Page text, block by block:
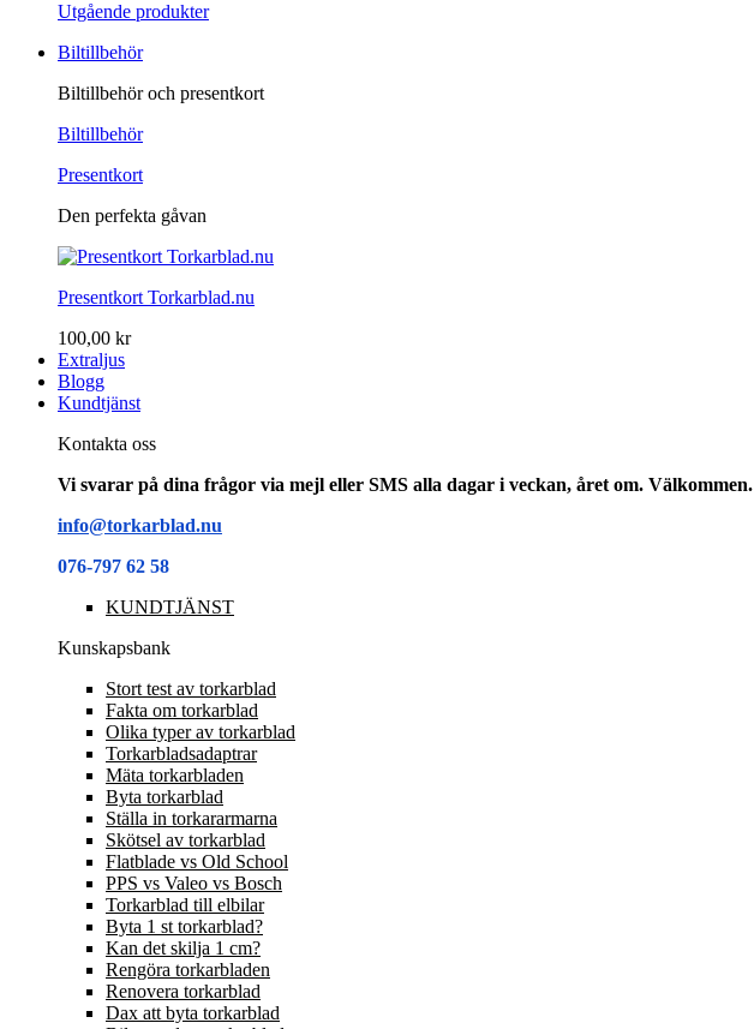
Utgående produkter
Biltillbehör
Biltillbehör och presentkort
Biltillbehör
Presentkort
Den perfekta gåvan
Presentkort Torkarblad.nu
100,00 kr
Extraljus
Blogg
Kundtjänst
Kontakta oss
Vi svarar på dina frågor via mejl eller SMS alla dagar i veckan, året om. Välkommen.
info@torkarblad.nu
076-797 62 58
KUNDTJÄNST
Kunskapsbank
Stort test av torkarblad
Fakta om torkarblad
Olika typer av torkarblad
Torkarbladsadaptrar
Mäta torkarbladen
Byta torkarblad
Ställa in torkararmarna
Skötsel av torkarblad
Flatblade vs Old School
PPS vs Valeo vs Bosch
Torkarblad till elbilar
Byta 1 st torkarblad?
Kan det skilja 1 cm?
Rengöra torkarbladen
Renovera torkarblad
Dax att byta torkarblad